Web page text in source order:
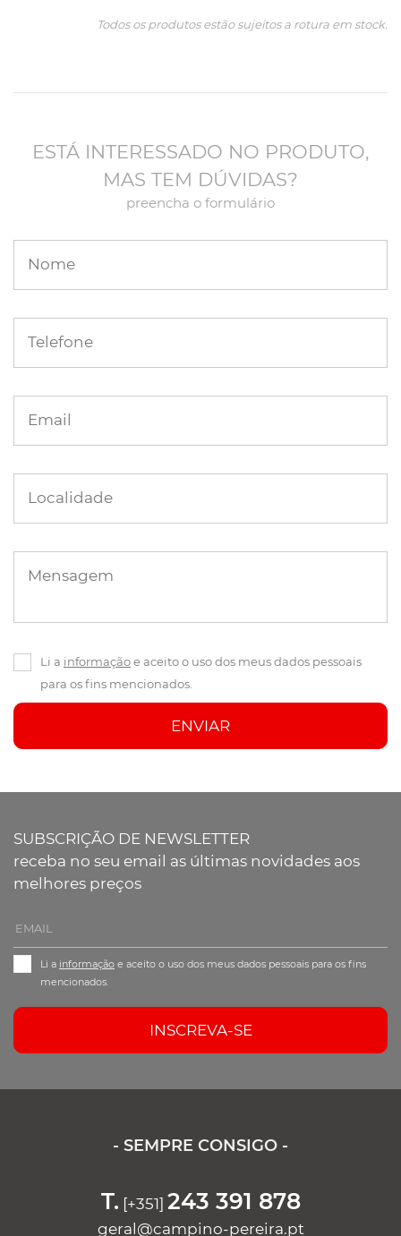
Todos os produtos estão sujeitos a rotura em stock.
ESTÁ INTERESSADO NO PRODUTO,
MAS TEM DÚVIDAS?
preencha o formulário
Nome
Telefone
Email
Localidade
Mensagem
Li a informaçãoe aceito o uso dos meus dados pessoais
para os fins mencionados.
ENVIAR
SUBSCRIÇÃO DE NEWSLETTER
receba no seu email as últimas novidades aos
melhores preços
Li a informação e aceito o uso dos meus dados pessoais para os fins
mencionados.
INSCREVA-SE
- SEMPRE CONSIGO -
T. [+351] 243 391 878
geral@campino-pereira.pt